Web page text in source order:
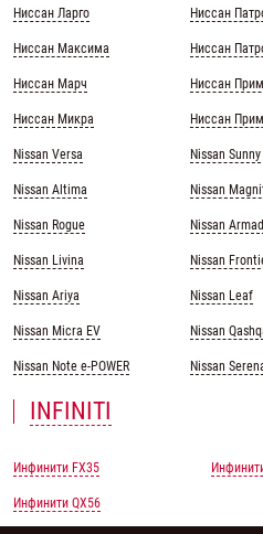
Ниссан Ларго
Ниссан Максима
Ниссан Марч
Ниссан Микра
Nissan Versa
Nissan Altima
Nissan Rogue
Nissan Livina
Nissan Ariya
Nissan Micra EV
Nissan Note e-POWER
Ниссан
Ниссан
Ниссан
Ниссан
Nissan Sunny
Nissan
Nissan
Nissan
Nissan Leaf
Nissan
Nissan
INFINITI
Инфинити FX35
Инфинити QX56